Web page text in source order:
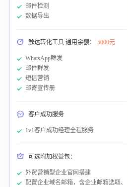
邮件检测
数据导出
触达转化工具 通用余额： 5000元
WhatsApp群发
邮件群发
短信营销
邮寄宣传册
客户成功服务
1v1客户成功经理全程服务
可选附加权益包：
外贸营销型企业官网搭建
配置企业域名邮箱，含企业邮箱选取、